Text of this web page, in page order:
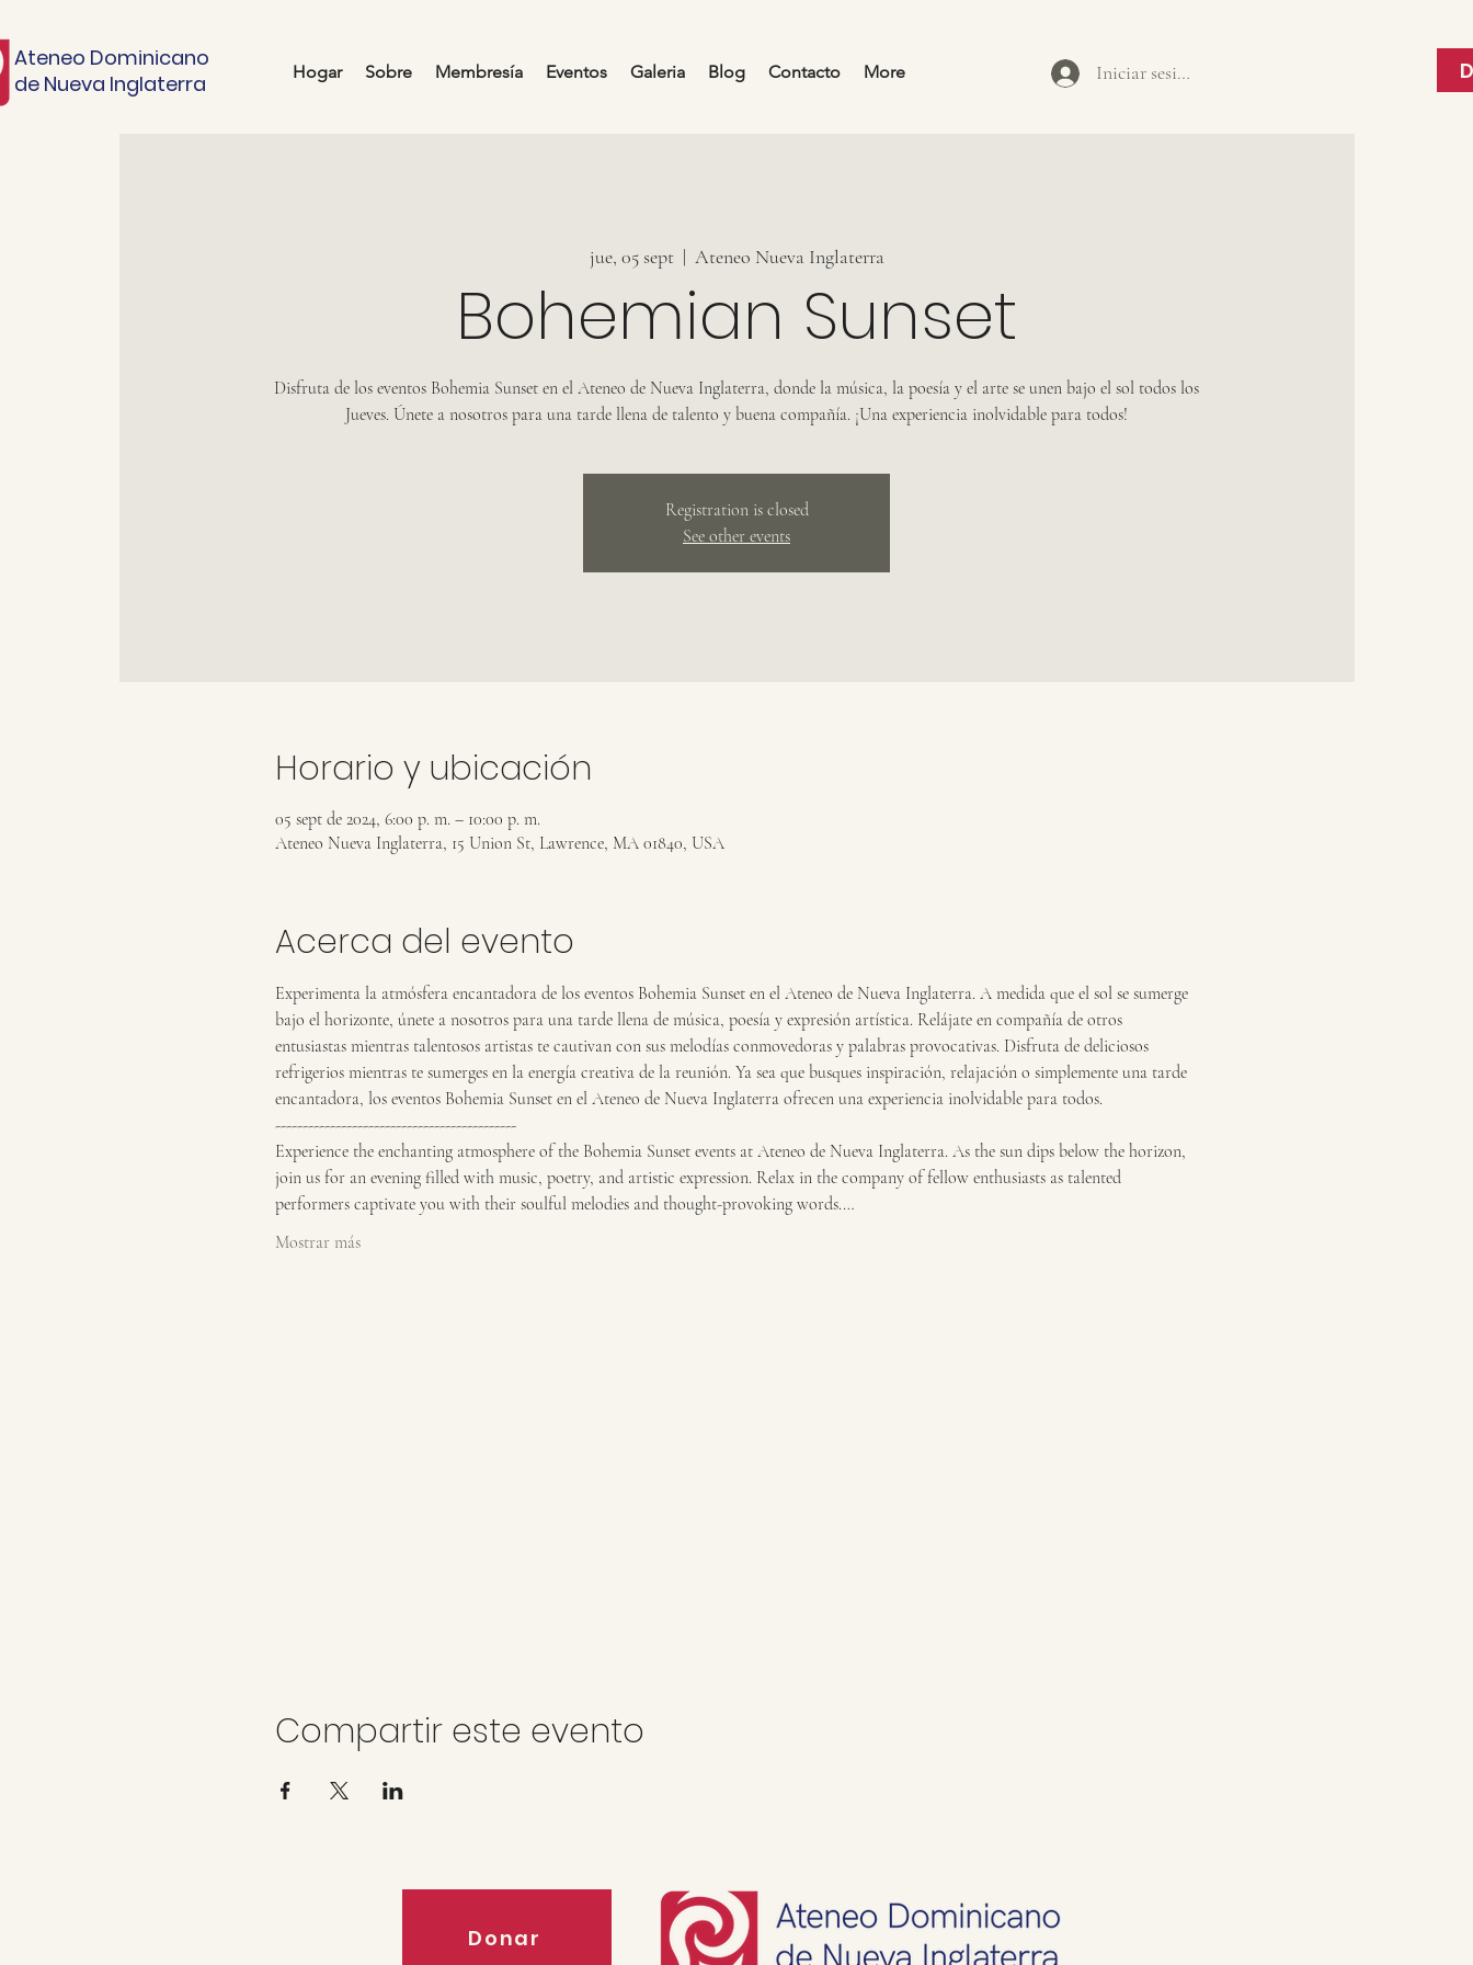
Iniciar sesión
Ateneo Dominicano
de Nueva Inglaterra
Hogar Sobre Membresía Eventos Galeria Blog Contacto More
jue, 05 sept
  |
Ateneo Nueva Inglaterra
Bohemian Sunset
Disfruta de los eventos Bohemia Sunset en el Ateneo de Nueva Inglaterra, donde la música, la poesía y el arte se unen bajo el sol todos los
Jueves. Únete a nosotros para una tarde llena de talento y buena compañía. ¡Una experiencia inolvidable para todos!
Registration is closed
See other events
Horario y ubicación
05 sept de 2024, 6:00 p. m. – 10:00 p. m.
Ateneo Nueva Inglaterra, 15 Union St, Lawrence, MA 01840, USA
Acerca del evento
Experimenta la atmósfera encantadora de los eventos Bohemia Sunset en el Ateneo de Nueva Inglaterra. A medida que el sol se sumerge
bajo el horizonte, únete a nosotros para una tarde llena de música, poesía y expresión artística. Relájate en compañía de otros
entusiastas mientras talentosos artistas te cautivan con sus melodías conmovedoras y palabras provocativas. Disfruta de deliciosos
refrigerios mientras te sumerges en la energía creativa de la reunión. Ya sea que busques inspiración, relajación o simplemente una tarde
encantadora, los eventos Bohemia Sunset en el Ateneo de Nueva Inglaterra ofrecen una experiencia inolvidable para todos.
--------------------------------------------
Experience the enchanting atmosphere of the Bohemia Sunset events at Ateneo de Nueva Inglaterra. As the sun dips below the horizon,
join us for an evening filled with music, poetry, and artistic expression. Relax in the company of fellow enthusiasts as talented
performers captivate you with their soulful melodies and thought-provoking words.…
Mostrar más
Compartir este evento
Donar